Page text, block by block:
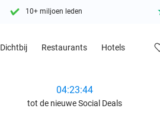
10+ miljoen leden
Dichtbij Restaurants Hotels
04:23:42
tot de nieuwe Social Deals